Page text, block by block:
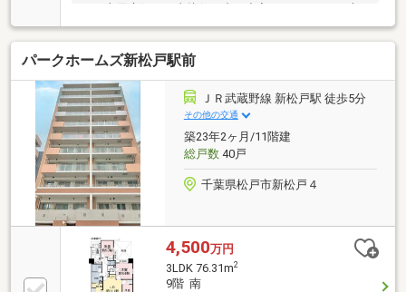
切な家族であるペットと一緒に暮らせます（飼育細則
あり）●生活を豊かにする設備が充実「食器洗い乾燥
機、浄水器一体型水栓、ディスポーザ（生ごみ粉砕処
理）、床暖房、脱臭機能付きウォシュレット、ガス温
水式浴室暖房乾燥機」●アウル24センターとALSOKの
連帯による24時間・365日セキュリティ●新築時アフタ
ーサービス「長谷工プレミアムアフターサービス_neo
基準」を引継ぎ可能※詳細は担当者にご確認ください
テラス面積：11.40㎡
パークホームズ新松戸駅前
ＪＲ武蔵野線 新松戸駅 徒歩5分
その他の交通
築23年2ヶ月/11階建
総戸数40戸
千葉県松戸市新松戸４
4,500万円
3LDK 76.31m2
9階 南